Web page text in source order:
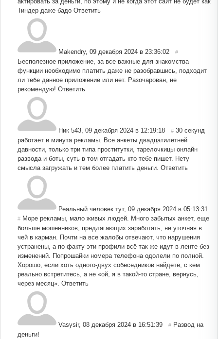
Тиндер даже бадо Ответить
Makendry, 09 декабря 2024 в 23:36:02 #
Бесполезное приложение, за все важные для знакомства
функции необходимо платить даже не разобравшись, подходит
ли тебе данное приложение или нет. Разочарован, не
рекомендую! Ответить
Ник 543 09 декабря 2024 в 12:19:18 # 30 секунд
работает и минута рекламы. Все анкеты двадцатилетней
давности, только три типа проститутки, тарелочкицы онлайн
развода и боты, суть в том отгадать кто тебе пишет. Нету
смысла загружать и тем более платить деньги. Ответить
Реальный человек тут, 09 декабря 2024 в 05:13:31
# Море рекламы, мало живых людей. Много забытых анкет, еще
больше мошенников, предлагающих заработать, не уточняя в
чей в карман. Почти на все жалобы отвечают, что нарушения
устранены, а по факту эти профили всё так же идут в ленте без
изменений. Попрошайки номера телефона одолели по полной.
Хорошо, если хоть одного-двух собеседников найдете, с кем
реально встретитесь, а не «ой, я в такой-то стране, вернусь,
через месяц». Ответить
Vasysir, 08 декабря 2024 в 16:51:39 # Развод на
деньги!